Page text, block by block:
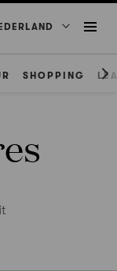
SHOPPING